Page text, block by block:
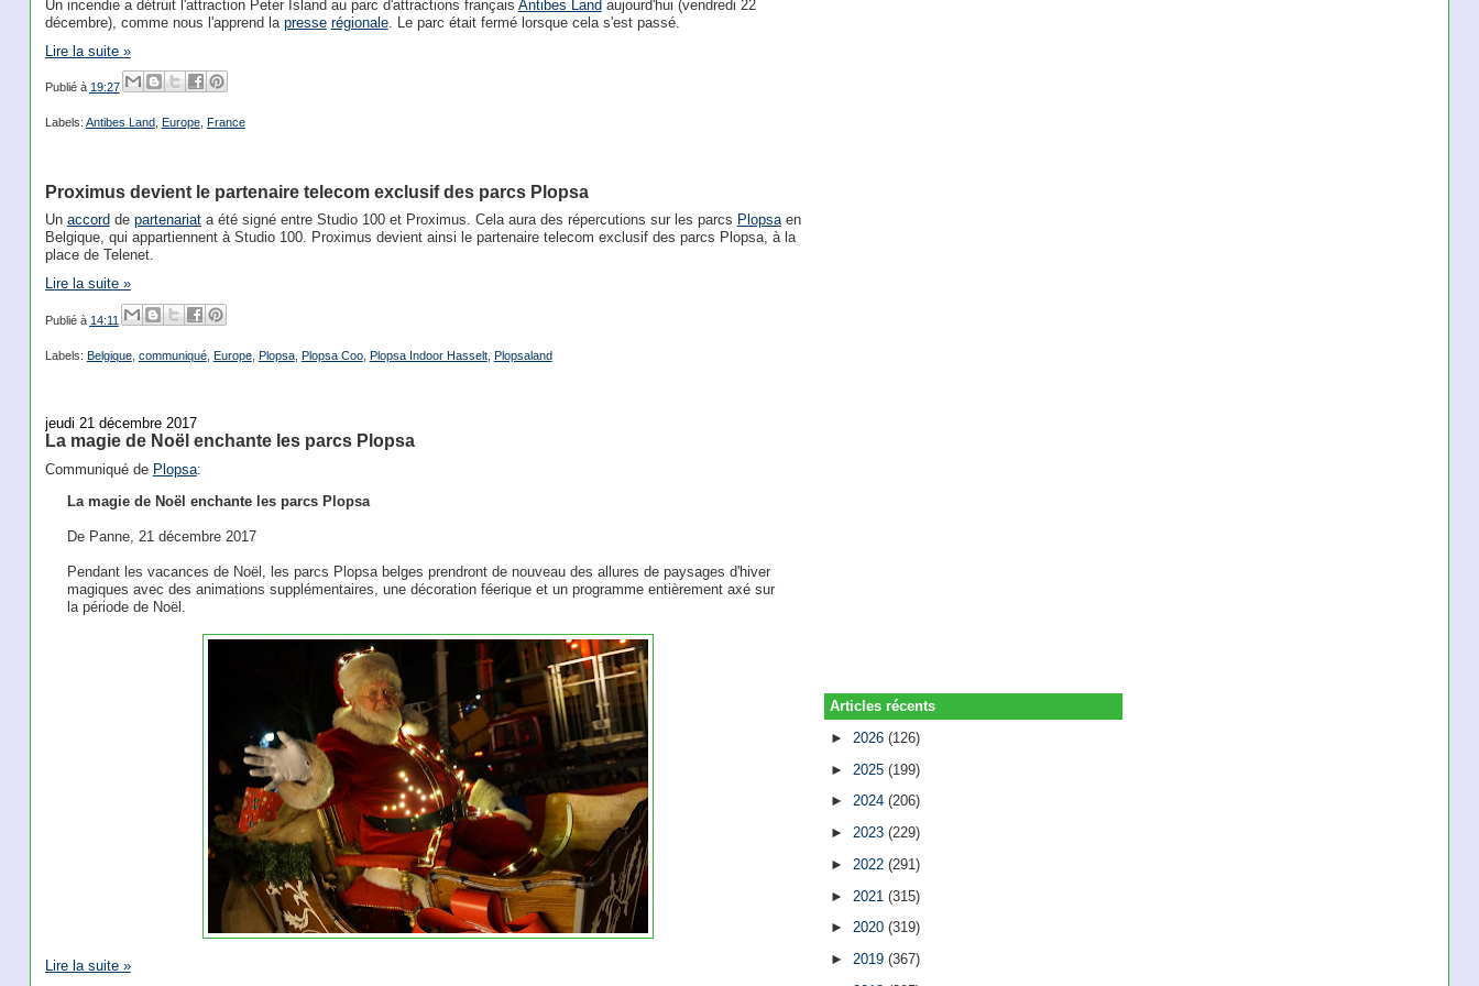
Un incendie a détruit l'attraction Peter Island au parc d'attractions français Antibes Land aujourd'hui (vendredi 22
décembre), comme nous l'apprend la presse régionale. Le parc était fermé lorsque cela s'est passé.
Lire la suite »
Publié à 19:27
Labels: Antibes Land Europe, France
Proximus devient le partenaire telecom exclusif des parcs Plopsa
Un accord de partenariata été signé entre Studio 100 et Proximus. Cela aura des répercutions sur les parcs Plopsaen
Belgique, qui appartiennent à Studio 100. Proximus devient ainsi le partenaire telecom exclusif des parcs Plopsa, à la
place de Telenet.
Lire la suite »
Publié à 14:11
Labels: Belgique, communiqué, Europe, Plopsa, Plopsa Coo, Plopsa Indoor Hasselt, Plopsaland
jeudi 21 décembre 2017
La magie de Noël enchante les parcs Plopsa
Communiqué de Plopsa:
La magie de Noël enchante les parcs Plopsa
De Panne, 21 décembre 2017
Pendant les vacances de Noël, les parcs Plopsa belges prendront de nouveau des allures de paysages d'hiver
magiques avec des animations supplémentaires, une décoration féerique et un programme entièrement axé sur
la période de Noël.
Lire la suite »
Articles récents
► 2026(126)
► 2025(199)
►2024(206)
►2023(229)
► 2022(291)
► 2021(315)
►2020(319)
►2019(367)